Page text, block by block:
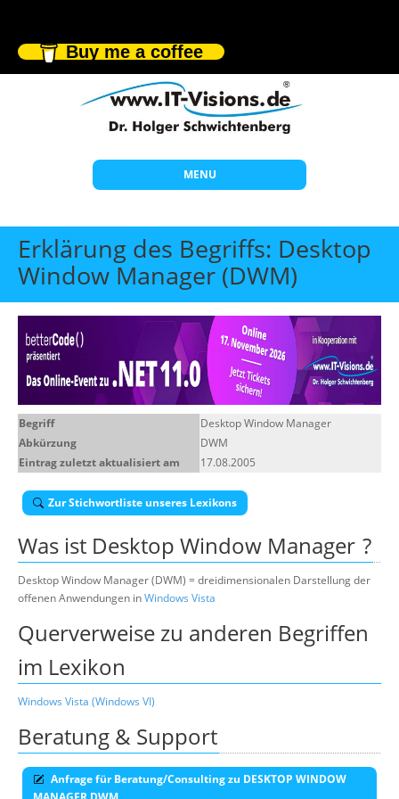
Buy me a coffee
MENU
Start
Themen
Individuelle Schulungen
Offene Seminare
Wissen
Erklärung des Begriffs: Desktop
Window Manager (DWM)
Begriff
Desktop Window Manager
Abkürzung
DWM
Eintrag zuletzt aktualisiert am
17.08.2005
Zur Stichwortliste unseres Lexikons
Was ist Desktop Window Manager ?
Desktop Window Manager (DWM) = dreidimensionalen Darstellung der
offenen Anwendungen inWindows Vista
Querverweise zu anderen Begriffen
im Lexikon
Windows Vista (Windows VI)
Beratung & Support
Anfrage für Beratung/Consulting zu DESKTOP WINDOW